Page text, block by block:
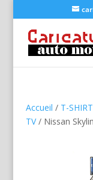
Accueil / T-SHIRT
TV/ Nissan